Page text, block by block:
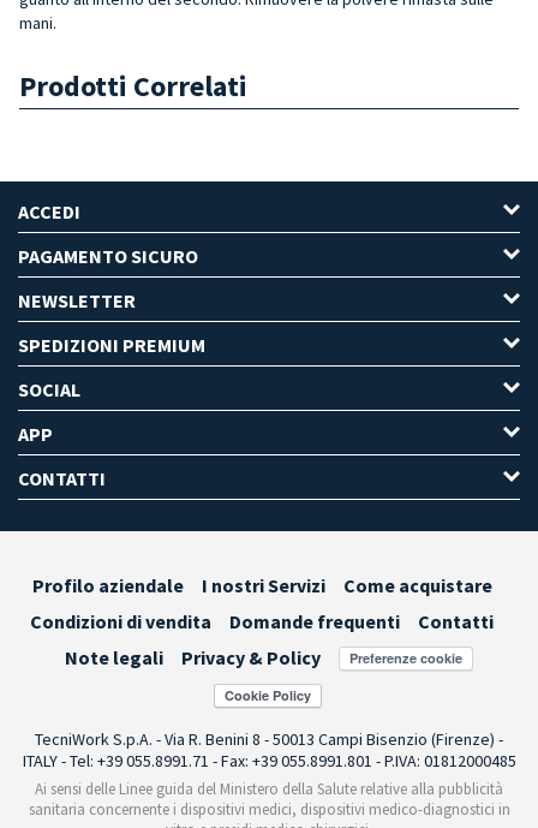
mani.
Prodotti Correlati
ACCEDI
PAGAMENTO SICURO
NEWSLETTER
SPEDIZIONI PREMIUM
SOCIAL
APP
CONTATTI
Profilo aziendale I nostri Servizi
Come acquistare
Condizioni di vendita
Domande frequenti
Contatti
Note legali
Privacy & Policy Preferenze cookie
TecniWork S.p.A. - Via R. Benini 8 - 50013 Campi Bisenzio (Firenze) -
ITALY - Tel: +39 055.8991.71 - Fax: +39 055.8991.801 - P.IVA: 01812000485
Ai sensi delle Linee guida del Ministero della Salute relative alla pubblicità
sanitaria concernente i dispositivi medici, dispositivi medico-diagnostici in